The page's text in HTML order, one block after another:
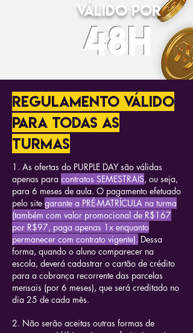
válido por
48H
regulamento válido
para todas as
turmas
1. As ofertas do PURPLE DAY são válidas
apenas para contratos SEMESTRAIS, ou seja,
para 6 meses de aula. O pagamento efetuado
pelo site garante a PRÉ-MATRÍCULA na turma
(também com valor promocional de R$167
por R$97, paga apenas 1x enquanto
permanecer com contrato vigente). Dessa
forma, quando o aluno comparecer na
escola, deverá cadastrar o cartão de crédito
para a cobrança recorrente das parcelas
mensais (por 6 meses), que será creditado no
dia 25 de cada mês.
2. Não serão aceitas outras formas de